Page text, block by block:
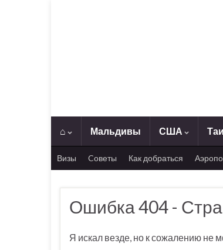
⌂ Мальдивы США
Визы Cоветы Как добраться
Ошибка 404 -
Я искал везде, но к сожалению не